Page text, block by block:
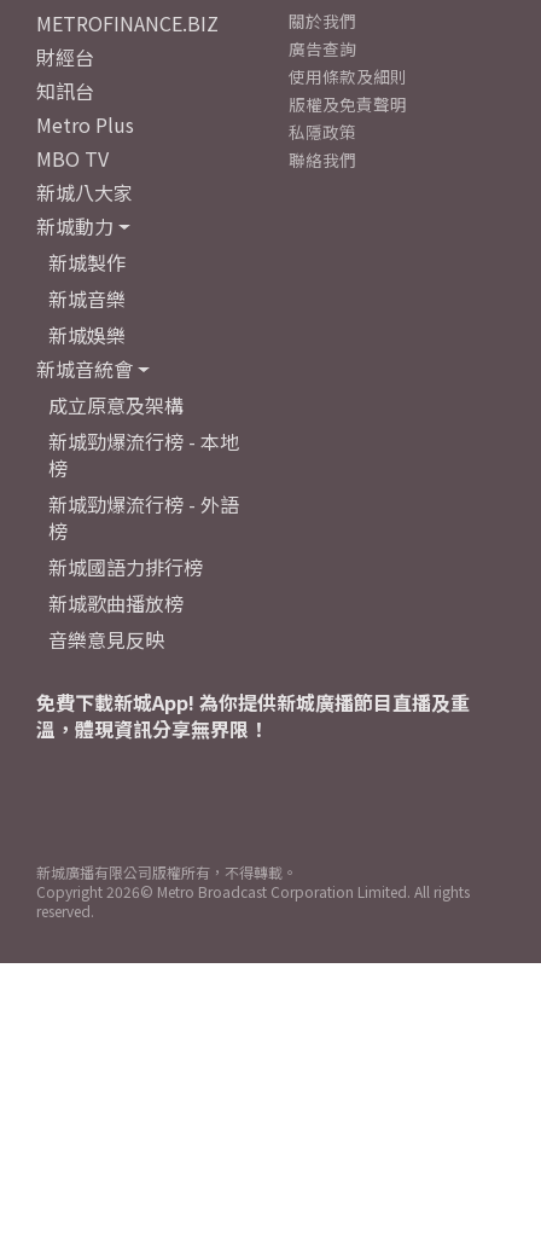
METROFINANCE.BIZ
財經台
知訊台
Metro Plus
MBO TV
新城八大家
新城動力
新城製作
新城音樂
新城娛樂
新城音統會
成立原意及架構
新城勁爆流行榜 - 本地
榜
新城勁爆流行榜 - 外語
榜
新城國語力排行榜
新城歌曲播放榜
音樂意見反映
關於我們
廣告查詢
使用條款及細則
版權及免責聲明
私隱政策
聯絡我們
免費下載新城App! 為你提供新城廣播節目直播及重
溫，體現資訊分享無界限！
新城廣播有限公司版權所有，不得轉載。
Copyright 2026© Metro Broadcast Corporation Limited. All rights
reserved.